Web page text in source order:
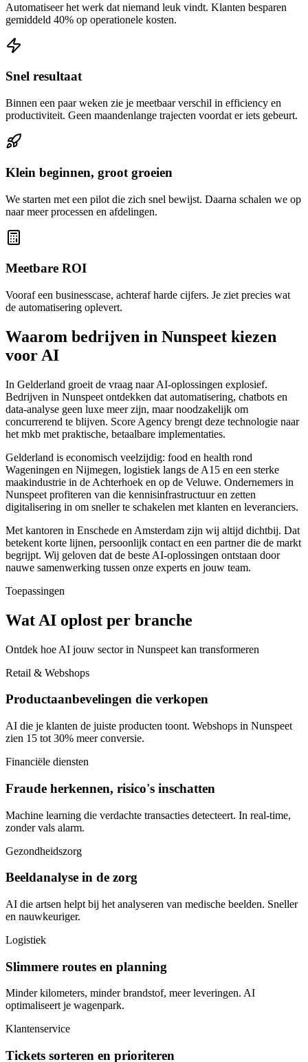
Automatiseer het werk dat niemand leuk vindt. Klanten besparen
gemiddeld 40% op operationele kosten.
Snel resultaat
Binnen een paar weken zie je meetbaar verschil in efficiency en
productiviteit. Geen maandenlange trajecten voordat er iets gebeurt.
Klein beginnen, groot groeien
We starten met een pilot die zich snel bewijst. Daarna schalen we op
naar meer processen en afdelingen.
Meetbare ROI
Vooraf een businesscase, achteraf harde cijfers. Je ziet precies wat
de automatisering oplevert.
Waarom bedrijven in Nunspeet kiezen
voor AI
In Gelderland groeit de vraag naar AI-oplossingen explosief.
Bedrijven in Nunspeet ontdekken dat automatisering, chatbots en
data-analyse geen luxe meer zijn, maar noodzakelijk om
concurrerend te blijven. Score Agency brengt deze technologie naar
het mkb met praktische, betaalbare implementaties.
Gelderland is economisch veelzijdig: food en health rond
Wageningen en Nijmegen, logistiek langs de A15 en een sterke
maakindustrie in de Achterhoek en op de Veluwe. Ondernemers in
Nunspeet profiteren van die kennisinfrastructuur en zetten
digitalisering in om sneller te schakelen met klanten en leveranciers.
Met kantoren in Enschede en Amsterdam zijn wij altijd dichtbij. Dat
betekent korte lijnen, persoonlijk contact en een partner die de markt
begrijpt. Wij geloven dat de beste AI-oplossingen ontstaan door
nauwe samenwerking tussen onze experts en jouw team.
Toepassingen
Wat AI oplost per branche
Ontdek hoe AI jouw sector in Nunspeet kan transformeren
Retail & Webshops
Productaanbevelingen die verkopen
AI die je klanten de juiste producten toont. Webshops in Nunspeet
zien 15 tot 30% meer conversie.
Financiële diensten
Fraude herkennen, risico's inschatten
Machine learning die verdachte transacties detecteert. In real-time,
zonder vals alarm.
Gezondheidszorg
Beeldanalyse in de zorg
AI die artsen helpt bij het analyseren van medische beelden. Sneller
en nauwkeuriger.
Logistiek
Slimmere routes en planning
Minder kilometers, minder brandstof, meer leveringen. AI
optimaliseert je wagenpark.
Klantenservice
Tickets sorteren en prioriteren